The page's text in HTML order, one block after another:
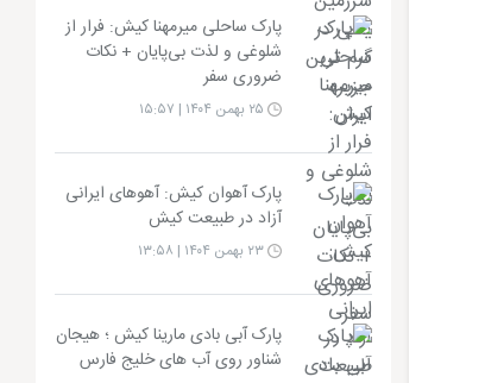
پارک ساحلی میرمهنا کیش: فرار از
شلوغی و لذت بی‌پایان + نکات
ضروری سفر
پارک آهوان کیش: آهوهای ایرانی
آزاد در طبیعت کیش
۲۳ بهمن ۱۴۰۴ | ۱۳:۵۸
پارک آبی بادی مارینا کیش ؛ هیجان
شناور روی آب های خلیج فارس